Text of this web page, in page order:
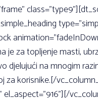
je za topljenje masti,
djelujući na mnogim
korisnike.[/